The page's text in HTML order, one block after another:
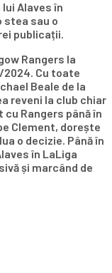
Alaves în
stea sau o
publicații.
Rangers la
Cu toate
Beale de la
reveni la club chiar
Rangers până în
Clement, dorește
o decizie. Până în
în LaLiga
și marcând de